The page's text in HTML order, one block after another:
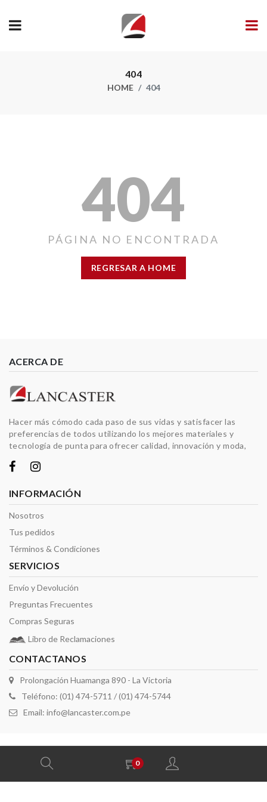
0
404
HOME 404
404
PÁGINA NO ENCONTRADA
REGRESAR A HOME
ACERCA DE
Hacer más cómodo cada paso de sus vidas y satisfacer las
preferencias de todos utilizando los mejores materiales y
tecnología de punta para ofrecer calidad, innovación y moda,
INFORMACIÓN
Nosotros
Tus pedidos
Términos & Condiciones
SERVICIOS
Envío y Devolución
Preguntas Frecuentes
Compras Seguras
Libro de Reclamaciones
CONTACTANOS
Prolongación Huamanga 890 - La Victoria
Teléfono: (01) 474-5711 / (01) 474-5744
Email: info@lancaster.com.pe